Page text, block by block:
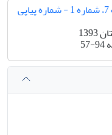
دوره 7، شماره 1 - شماره پیاپی
57-94